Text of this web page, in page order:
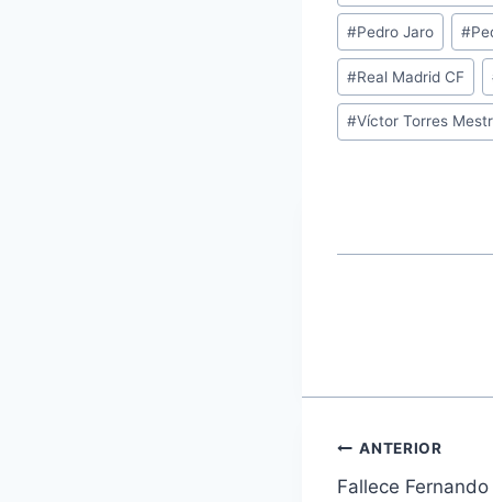
#Pedro Jaro #
#Real Madrid CF
#Víctor Torres
Navegación
ANTERIOR
Fallece